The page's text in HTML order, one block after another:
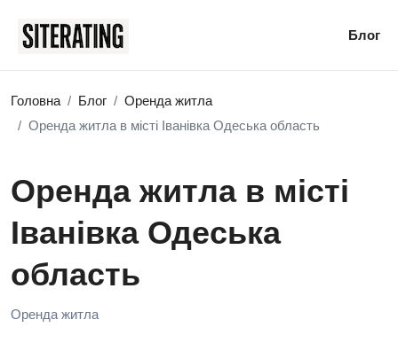
Блог
Головна Блог
Оренда житла
Оренда житла в місті Іванівка Одеська область
Оренда житла в місті
Іванівка Одеська
область
Оренда житла